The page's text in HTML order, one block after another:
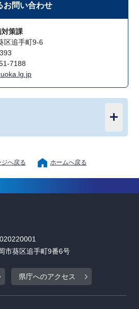
お問い合わせ
対策課
追手町9-6
7188
へ戻る ホームへ戻る
葵区追手町9番6号
県庁へのアクセス